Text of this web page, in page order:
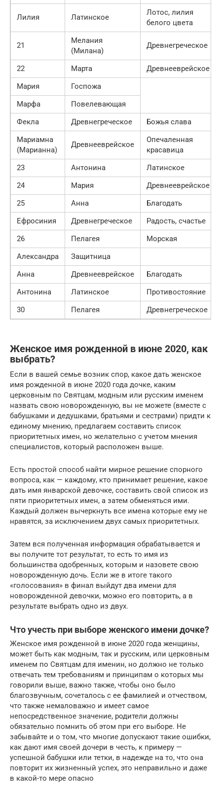
Лилия Латинское
Лотос, лилия
белого цвета
21
Мелания
(Милана)
Древнегреческое
22 Марта
Древнееврейское
Мария
Госпожа
Марфа
Повелевающая
Фекла
Древнегреческое
Божья слава
Мариамна
(Марианна)
Древнееврейское
Опечаленная
красавица
23
Антонина
Латинское
24
Мария
Древнееврейское
25
Анна
Благодать
Ефросиния
Древнегреческое
Радость, счастье
26
Пелагея
Морская
Александра
Защитница
Анна
Древнееврейское
Благодать
Антонина
Латинское
Противостояние
30
Пелагея Древнегреческое
Женское имя рожденной в июне 2020, как
выбрать?
Если в вашей семье возник спор, какое дать женское
имя рожденной в июне 2020 года дочке, каким
церковным по Святцам, модным или русским именем
назвать свою новорожденную, вы не можете (вместе с
бабушками и дедушками, братьями и сестрами) придти к
единому мнению, предлагаем составить список
приоритетных имен, но желательно с учетом мнения
специалистов, который расположен выше.
Есть простой способ найти мирное решение спорного
вопроса, как — каждому, кто принимает решение, какое
дать имя январской девочке, составить свой список из
пяти приоритетных имен, а затем обменяться ими.
Каждый должен вычеркнуть все имена которые ему не
нравятся, за исключением двух самых приоритетных.
Затем вся полученная информация обрабатывается и
вы получите тот результат, то есть то имя из
большинства одобренных, которым и назовете свою
новорожденную дочь. Если же в итоге такого
«голосования» в финал выйдут два имени для
новорожденной девочки, можно его повторить, а в
результате выбрать одно из двух.
Что учесть при выборе женского имени дочке?
Женское имя рожденной в июне 2020 года женщины,
может быть как модным, так и русским, или церковным
именем по Святцам для именин, но должно не только
отвечать тем требованиям и принципам о которых мы
говорили выше, важно также, чтобы оно было
благозвучным, сочеталось с ее фамилией и отчеством,
что также немаловажно и имеет самое
непосредственное значение, родители должны
обязательно помнить об этом при его выборе. Не
забывайте и о том, что многие допускают такие ошибки,
как дают имя своей дочери в честь, к примеру —
успешной бабушки или тетки, в надежде на то, что она
повторит их жизненный успех, это неправильно и даже
в какой-то мере опасно